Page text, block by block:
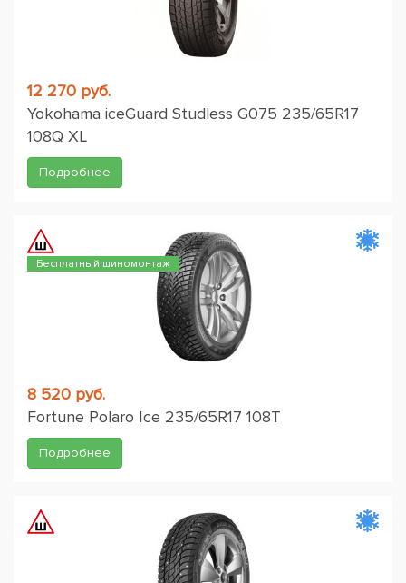
12 270 руб.
Yokohama iceGuard Studless G075 235/65R17
108Q XL
Подробнее
Бесплатный шиномонтаж
8 520 руб.
Fortune Polaro Ice 235/65R17 108T
Подробнее